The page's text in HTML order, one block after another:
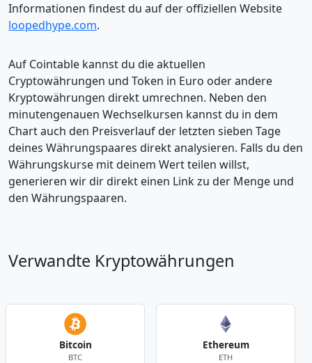
Informationen findest du auf der offiziellen Website
loopedhype.com.
Auf Cointable kannst du die aktuellen
Cryptowährungen und Token in Euro oder andere
Kryptowährungen direkt umrechnen. Neben den
minutengenauen Wechselkursen kannst du in dem
Chart auch den Preisverlauf der letzten sieben Tage
deines Währungspaares direkt analysieren. Falls du den
Währungskurse mit deinem Wert teilen willst,
generieren wir dir direkt einen Link zu der Menge und
den Währungspaaren.
Verwandte Kryptowährungen
Bitcoin
BTC
Ethereum
ETH